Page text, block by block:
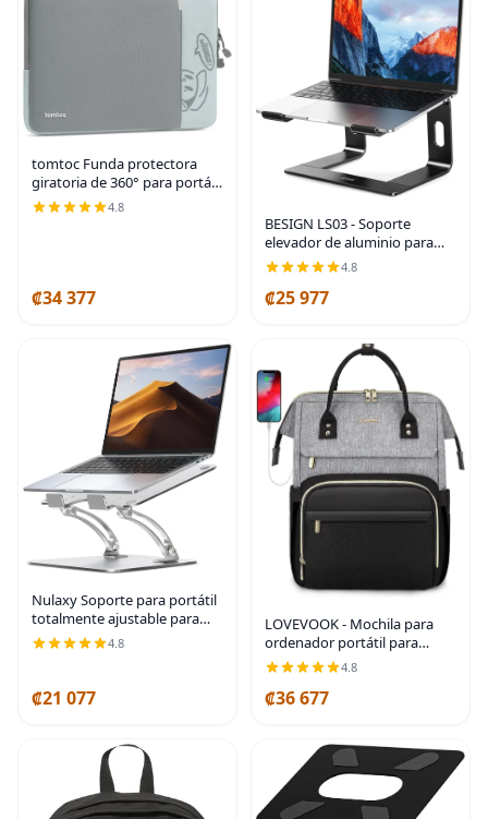
tomtoc Funda protectora
giratoria de 360° para portátil
de 13 pulgadas, nuevo
MacBook Air M4/A3240 2025,
4.8
₡34 377
BESIGN LS03 - Soporte
elevador de aluminio para
laptop, ergonómico y
computadora, compatible
4.8
₡25 977
Nulaxy Soporte para portátil
totalmente ajustable para
escritorio, elevador de
ventilación térmica,
4.8
₡21 077
LOVEVOOK - Mochila para
ordenador portátil para
mujer, de negocios, de viaje,
para libros, con puerto USB,
para portátil de 15.6
4.8
₡36 677